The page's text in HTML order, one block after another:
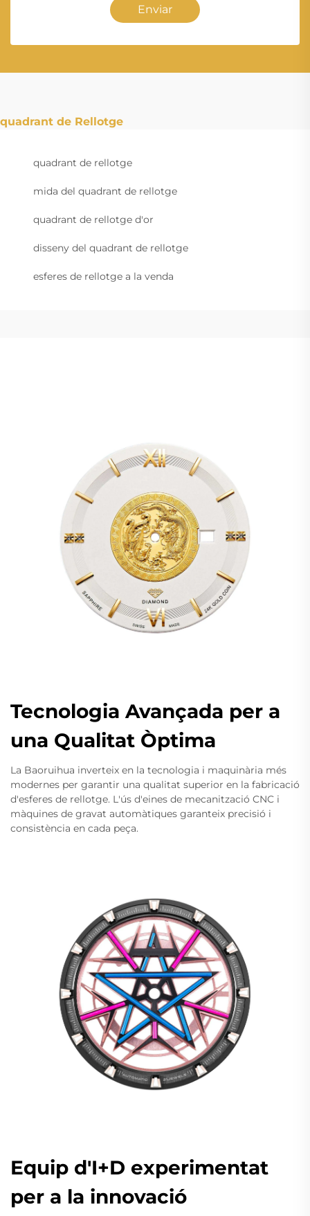
Enviar
quadrant de Rellotge
quadrant de rellotge
mida del quadrant de rellotge
quadrant de rellotge d'or
disseny del quadrant de rellotge
esferes de rellotge a la venda
Tecnologia Avançada per a
una Qualitat Òptima
La Baoruihua inverteix en la tecnologia i maquinària més
modernes per garantir una qualitat superior en la fabricació
d'esferes de rellotge. L'ús d'eines de mecanització CNC i
màquines de gravat automàtiques garanteix precisió i
consistència en cada peça.
Equip d'I+D experimentat
per a la innovació